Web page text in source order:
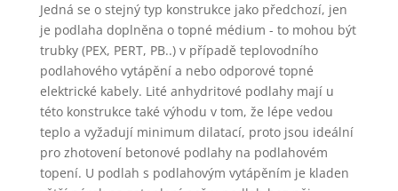
Jedná se o stejný typ konstrukce jako předchozí, jen
je podlaha doplněna o topné médium - to mohou být
trubky (PEX, PERT, PB..) v případě teplovodního
podlahového vytápění a nebo odporové topné
elektrické kabely. Lité anhydritové podlahy mají u
této konstrukce také výhodu v tom, že lépe vedou
teplo a vyžadují minimum dilatací, proto jsou ideální
pro zhotovení betonové podlahy na podlahovém
topení. U podlah s podlahovým vytápěním je kladen